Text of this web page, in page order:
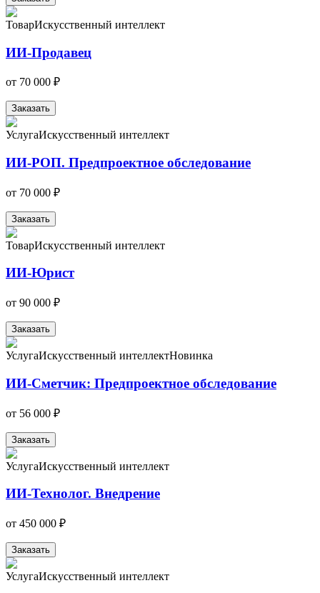
ТоварИскусственный интеллект
ИИ-Продавец
от 70 000 ₽
Заказать
УслугаИскусственный интеллект
ИИ-РОП. Предпроектное обследование
от 70 000 ₽
Заказать
ТоварИскусственный интеллект
ИИ-Юрист
от 90 000 ₽
Заказать
УслугаИскусственный интеллектНовинка
ИИ-Сметчик: Предпроектное обследование
от 56 000 ₽
Заказать
УслугаИскусственный интеллект
ИИ-Технолог. Внедрение
от 450 000 ₽
Заказать
УслугаИскусственный интеллект